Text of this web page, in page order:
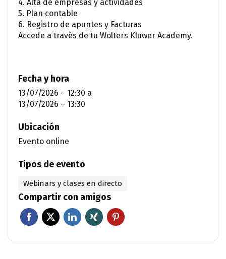
4. Alta de empresas y actividades
5. Plan contable
6. Registro de apuntes y Facturas
Accede a través de tu Wolters Kluwer Academy.
Fecha y hora
13/07/2026 – 12:30 a
13/07/2026 – 13:30
Ubicación
Evento online
Tipos de evento
Webinars y clases en directo
Compartir con amigos